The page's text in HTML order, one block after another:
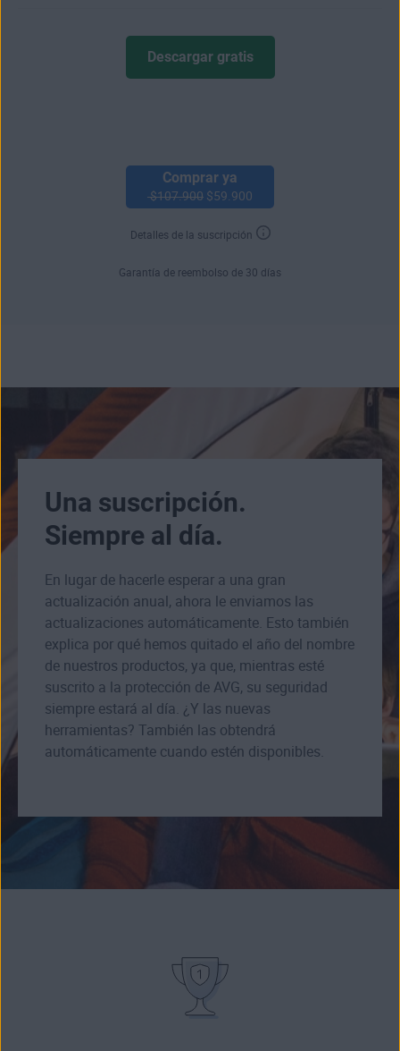
Descargar gratis
Comprar ya
$107.900 $59.900
Detalles de la suscripción
Garantía de reembolso de 30 días
Una suscripción.
Siempre al día.
En lugar de hacerle esperar a una gran
actualización anual, ahora le enviamos las
actualizaciones automáticamente. Esto también
explica por qué hemos quitado el año del nombre
de nuestros productos, ya que, mientras esté
suscrito a la protección de AVG, su seguridad
siempre estará al día. ¿Y las nuevas
herramientas? También las obtendrá
automáticamente cuando estén disponibles.